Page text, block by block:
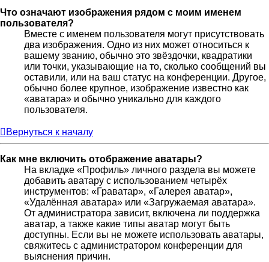
Что означают изображения рядом с моим именем
пользователя?
Вместе с именем пользователя могут присутствовать
два изображения. Одно из них может относиться к
вашему званию, обычно это звёздочки, квадратики
или точки, указывающие на то, сколько сообщений вы
оставили, или на ваш статус на конференции. Другое,
обычно более крупное, изображение известно как
«аватара» и обычно уникально для каждого
пользователя.
Вернуться к началу
Как мне включить отображение аватары?
На вкладке «Профиль» личного раздела вы можете
добавить аватару с использованием четырёх
инструментов: «Граватар», «Галерея аватар»,
«Удалённая аватара» или «Загружаемая аватара».
От администратора зависит, включена ли поддержка
аватар, а также какие типы аватар могут быть
доступны. Если вы не можете использовать аватары,
свяжитесь с администратором конференции для
выяснения причин.